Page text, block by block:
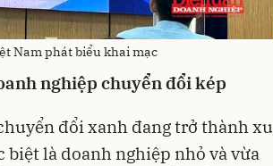
Nam phát biểu khai mạc
nghiệp chuyển đổi kép
đổi xanh đang trở thành xu
biệt là doanh nghiệp nhỏ và vừa